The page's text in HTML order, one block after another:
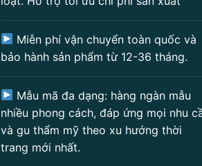
Miễn phí vận chuyển toàn quốc và
bảo hành sản phẩm từ 12-36 tháng.
Mẫu mã đa dạng: hàng ngàn mẫu
nhiều phong cách, đáp ứng mọi nhu
và gu thẩm mỹ theo xu hướng thời
trang mới nhất.